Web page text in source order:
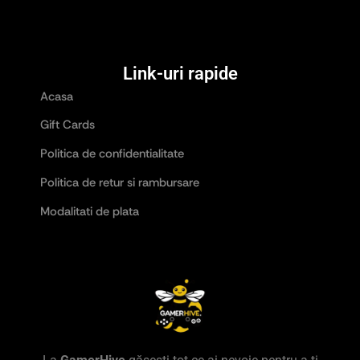
Link-uri rapide
Acasa
Gift Cards
Politica de confidentialitate
Politica de retur si rambursare
Modalitati de plata